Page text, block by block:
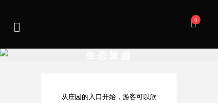
0
从庄园的入口开始，游客可以欣